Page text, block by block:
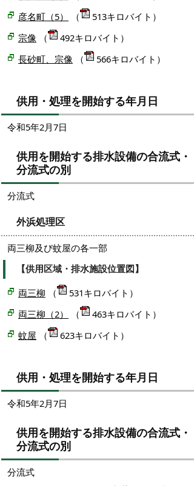
彦名町（5）
（
513キロバイト）
宗像 （
492キロバイト）
長砂町、宗像 （ 566キロバイト）
供用・処理を開始する年月日
令和5年2月7日
供用を開始する排水設備の合流式・
分流式の別
分流式
外浜処理区
両三柳及び蚊屋の各一部
【供用区域・排水施設位置図】
両三柳 （
531キロバイト）
両三柳（2）
（
463キロバイト）
蚊屋 （ 623キロバイト）
供用・処理を開始する年月日
令和5年2月7日
供用を開始する排水設備の合流式・
分流式の別
分流式
掲載日：2023年2月7日